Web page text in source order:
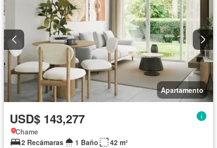
Apartamento
USD$ 143,277
Chame
2 Recámaras
1 Baño
42 m²